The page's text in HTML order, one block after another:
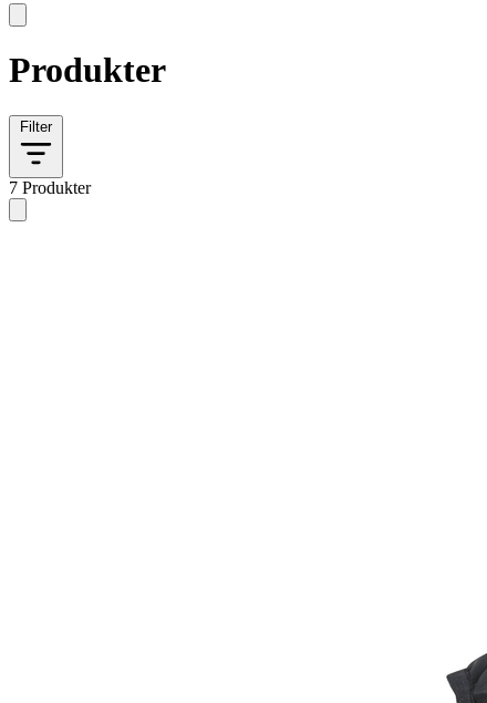
Produkter
Filter
7 Produkter